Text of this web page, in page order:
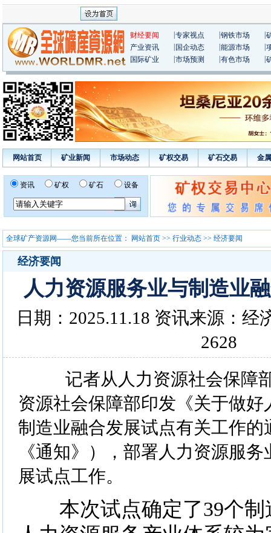
财经要闻 专家视点 钢铁市场
产业资讯
国企动态 能源市场
国际矿业
市场预测 有色市场
网站首页 矿业新闻 市场动态 矿权交易 矿石交易 金
资讯 矿权 矿石 设备
全球矿产资源网——您当前所在位置： 网站首页 >> 行业动态 >> 经济要闻
经济要闻
人力资源服务业与制造业
日期：2025.11.18 资讯来源：经
2628
记者从人力资源社会保障
资源社会保障部印发《关于做好
制造业融合发展试点有关工作的
《通知》），部署人力资源服
展试点工作。
本次试点确定了39个制